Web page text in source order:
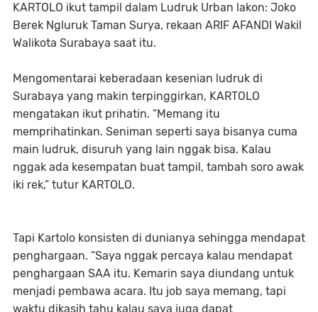
KARTOLO ikut tampil dalam Ludruk Urban lakon: Joko
Berek Ngluruk Taman Surya, rekaan ARIF AFANDI Wakil
Walikota Surabaya saat itu.
Mengomentarai keberadaan kesenian ludruk di
Surabaya yang makin terpinggirkan, KARTOLO
mengatakan ikut prihatin. “Memang itu
memprihatinkan. Seniman seperti saya bisanya cuma
main ludruk, disuruh yang lain nggak bisa. Kalau
nggak ada kesempatan buat tampil, tambah soro awak
iki rek,” tutur KARTOLO.
Tapi Kartolo konsisten di dunianya sehingga mendapat
penghargaan. “Saya nggak percaya kalau mendapat
penghargaan SAA itu. Kemarin saya diundang untuk
menjadi pembawa acara. Itu job saya memang, tapi
waktu dikasih tahu kalau saya juga dapat